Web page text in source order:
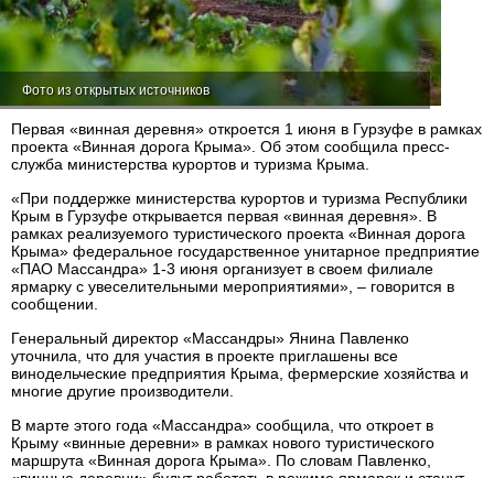
Фото из открытых источников
Первая «винная деревня» откроется 1 июня в Гурзуфе в рамках
проекта «Винная дорога Крыма». Об этом сообщила пресс-
служба министерства курортов и туризма Крыма.
«При поддержке министерства курортов и туризма Республики
Крым в Гурзуфе открывается первая «винная деревня». В
рамках реализуемого туристического проекта «Винная дорога
Крыма» федеральное государственное унитарное предприятие
«ПАО Массандра» 1-3 июня организует в своем филиале
ярмарку с увеселительными мероприятиями», – говорится в
сообщении.
Генеральный директор «Массандры» Янина Павленко
уточнила, что для участия в проекте приглашены все
винодельческие предприятия Крыма, фермерские хозяйства и
многие другие производители.
В марте этого года «Массандра» сообщила, что откроет в
Крыму «винные деревни» в рамках нового туристического
маршрута «Винная дорога Крыма». По словам Павленко,